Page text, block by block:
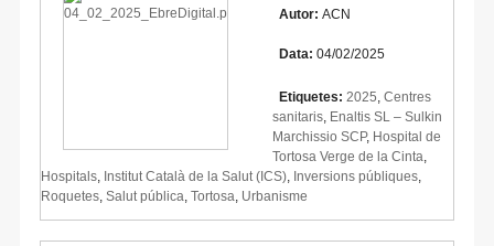
Autor: ACN
Data: 04/02/2025
Etiquetes: 2025 Centres
sanitaris Enaltis SL – Sulkin
Marchissio SCP, Hospital de
Tortosa Verge de la Cinta
Hospitals Institut Català de la Salut (ICS) Inversions públiques
Roquetes Salut pública Tortosa Urbanisme